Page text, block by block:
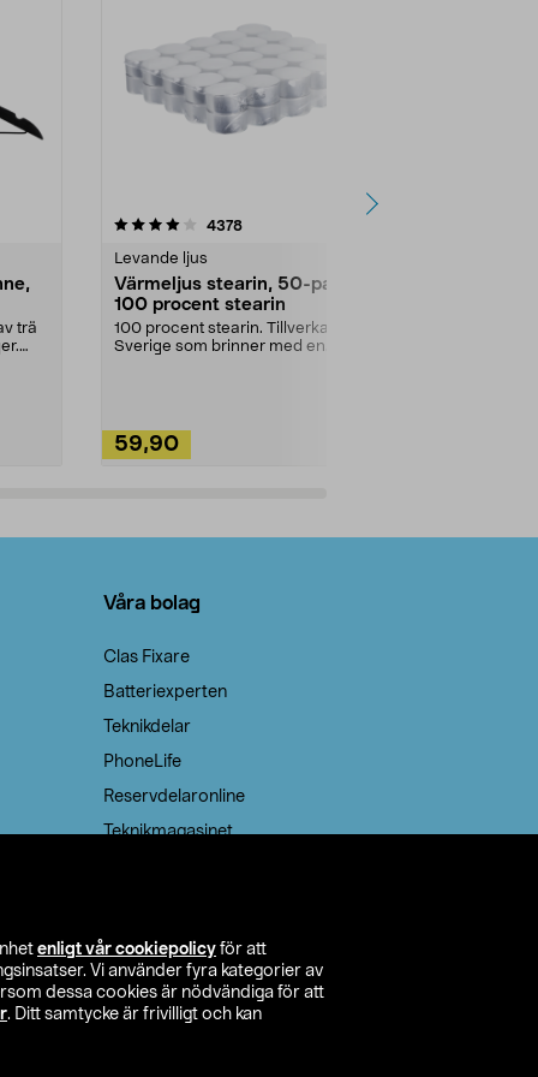
enligt vår cookiepolicy för att
Vi använder fyra kategorier av
dessa cookies är nödvändiga för att
. Ditt samtycke är frivilligt och kan
trä
4378recensioner
Levande ljus
Värmeljus stearin, 50-pack,
100 procent stearin
100 procent stearin. Tillverkade i
Sverige som brinner med en
59,90
4.5av 5 stjärnor
Våra bolag
Clas Fixare
Batteriexperten
Teknikdelar
PhoneLife
Reservdelaronline
Teknikmagasinet